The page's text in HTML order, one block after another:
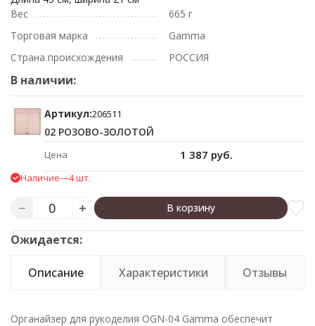
Вес
665 г
Торговая марка
Gamma
Страна происхождения
РОССИЯ
В наличии:
Артикул:206511
02 РОЗОВО-ЗОЛОТОЙ
Цена 1 387 руб.
Наличие—4 шт.
В корзину
Ожидается:
Описание Характеристики Отзывы
Органайзер для рукоделия OGN-04 Gamma обеспечит